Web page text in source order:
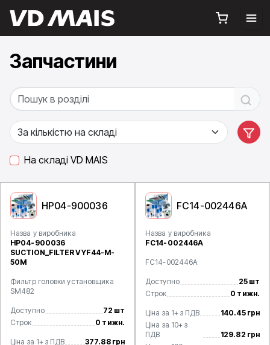
Запчастини
На складі VD MAIS
HP04-900036
Назва у виробника
HP04-900036
SUCTION_FILTER VYF44-M-
50M
Фильтр головки установщика
SM482
Доступно
72 шт
Строк
0 тижн.
Ціна за 1+ з ПДВ
377.88 грн
FC14-002446A
Назва у виробника
FC14-002446A
FC14-002446A
Доступно
25 шт
Строк
0 тижн.
Ціна за 1+ з ПДВ
140.45 грн
Ціна за 10+ з
ПДВ
129.82 грн